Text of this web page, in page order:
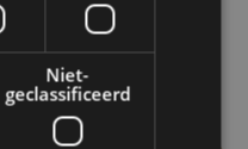
Vlamingen wint voor
Niet-
geclassificeerd